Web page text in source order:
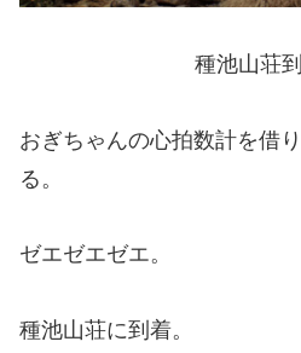
種池山荘到
おぎちゃんの心拍数計を借
る。
ゼエゼエゼエ。
種池山荘に到着。